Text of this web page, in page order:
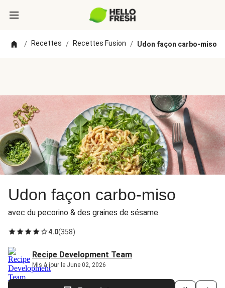
/ Recettes / Recettes Fusion / Udon façon carbo-miso
Udon façon carbo-miso
avec du pecorino & des graines de sésame
4.0(358)
Recipe Development Team
Mis à jour le June 02, 2026